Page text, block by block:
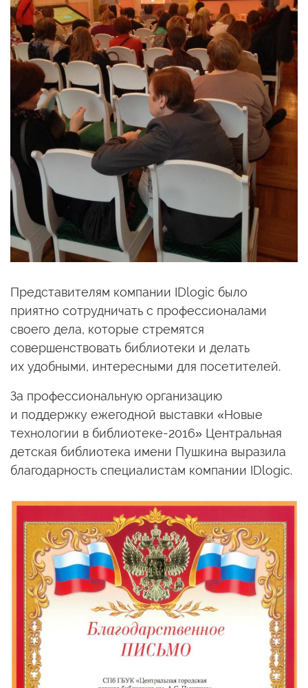
Представителям компании IDlogic было
приятно сотрудничать с профессионалами
своего дела, которые стремятся
совершенствовать библиотеки и делать
их удобными, интересными для посетителей.
За профессиональную организацию
и поддержку ежегодной выставки «Новые
технологии в библиотеке-2016» Центральная
детская библиотека имени Пушкина выразила
благодарность специалистам компании IDlogic.